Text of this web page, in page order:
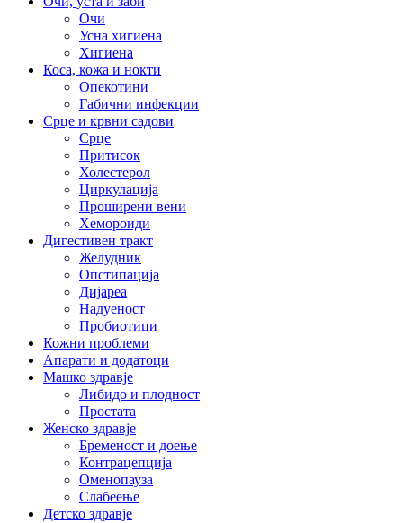
Очи
Усна хигиена
Хигиена
Коса, кожа и нокти
Опекотини
Габични инфекции
Срце и крвни садови
Срце
Притисок
Холестерол
Циркулација
Проширени вени
Хемороиди
Дигестивен тракт
Желудник
Опстипација
Дијареа
Надуеност
Пробиотици
Кожни проблеми
Апарати и додатоци
Машко здравје
Либидо и плодност
Простата
Женско здравје
Бременост и доење
Контрацепција
Оменопауза
Слабеење
Детско здравје